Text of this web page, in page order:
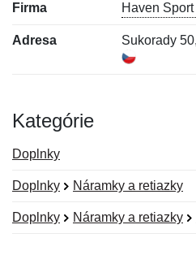
Firma Haven Sport
Adresa Sukorady
Kategórie
Doplnky
Doplnky Náramky a retiazky
Doplnky Náramky a retiazky